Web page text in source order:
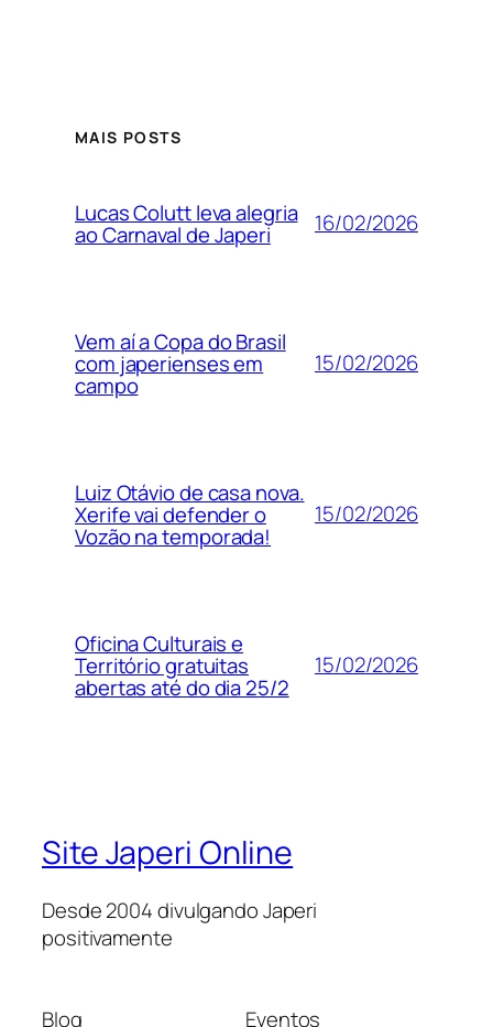
MAIS POSTS
Lucas Colutt leva alegria
ao Carnaval de Japeri 16/02/2026
Vem aí a Copa do Brasil
com japerienses em
campo
15/02/2026
Luiz Otávio de casa nova.
Xerife vai defender o
Vozão na temporada!
15/02/2026
Oficina Culturais e
Território gratuitas
abertas até do dia 25/2
15/02/2026
Site Japeri Online
Desde 2004 divulgando Japeri
positivamente
Blog Eventos